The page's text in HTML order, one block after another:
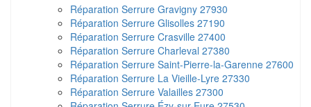
Réparation Serrure Gravigny 27930
Réparation Serrure Glisolles 27190
Réparation Serrure Crasville 27400
Réparation Serrure Charleval 27380
Réparation Serrure Saint-Pierre-la-Garenne 27600
Réparation Serrure La Vieille-Lyre 27330
Réparation Serrure Valailles 27300